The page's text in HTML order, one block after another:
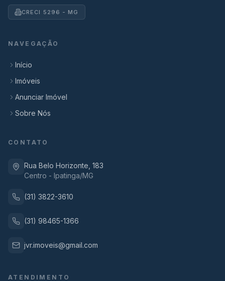
CRECI 5296 - MG
NAVEGAÇÃO
Início
Imóveis
Anunciar Imóvel
Sobre Nós
CONTATO
Rua Belo Horizonte, 183
Centro - Ipatinga/MG
(31) 3822-3610
(31) 98465-1366
jvr.imoveis@gmail.com
ATENDIMENTO